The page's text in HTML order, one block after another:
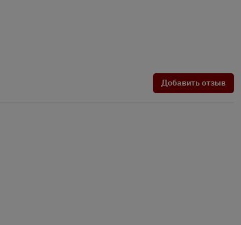
Добавить отзыв